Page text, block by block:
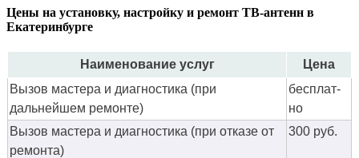
Цены на установку, настройку и ремонт ТВ-антенн в
Екатеринбурге
Наименование услуг
Цена
Вызов мастера и диагностика (при
дальнейшем ремонте)
бес­плат­
но
Вызов мастера и диагностика (при отказе от
ремонта)
300 руб.